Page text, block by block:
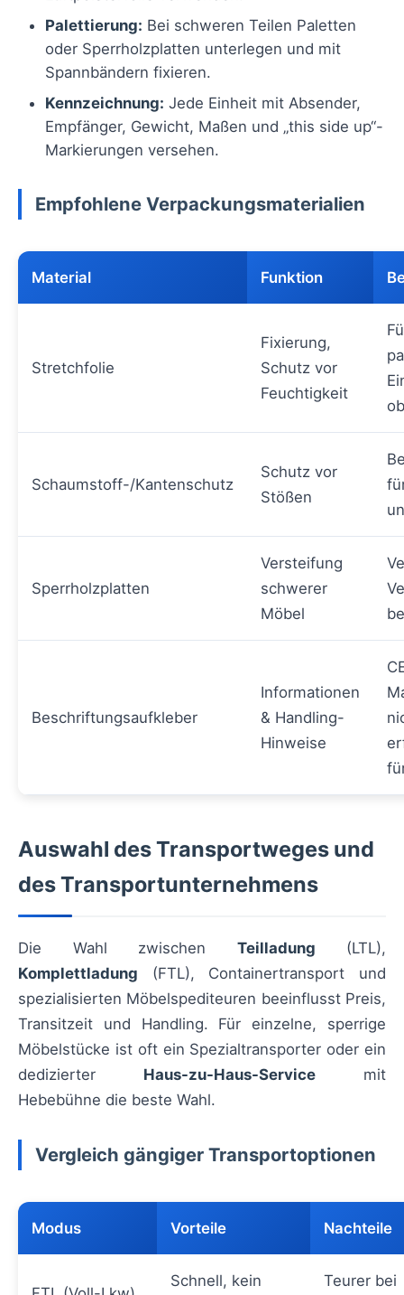
Palettierung: Bei schweren Teilen Paletten
oder Sperrholzplatten unterlegen und mit
Spannbändern fixieren.
Kennzeichnung: Jede Einheit mit Absender,
Empfänger, Gewicht, Maßen und „this side up“-
Markierungen versehen.
Empfohlene Verpackungsmaterialien
Material Funktion
Stretchfolie
Fixierung,
Schutz vor
Feuchtigkeit
Schaumstoff-/Kantenschutz
Schutz vor
Stößen
Sperrholzplatten
Versteifung
schwerer
Möbel
Beschriftungsaufkleber
Informationen
& Handling-
Hinweise
Auswahl des Transportweges und
des Transportunternehmens
Die Wahl zwischen Teilladung (LTL),
Komplettladung (FTL), Containertransport und
spezialisierten Möbelspediteuren beeinflusst Preis,
Transitzeit und Handling. Für einzelne, sperrige
Möbelstücke ist oft ein Spezialtransporter oder ein
dedizierter Haus-zu-Haus-Service mit
Hebebühne die beste Wahl.
Vergleich gängiger Transportoptionen
Modus Vorteile Nachteile
Schnell, kein Teurer bei